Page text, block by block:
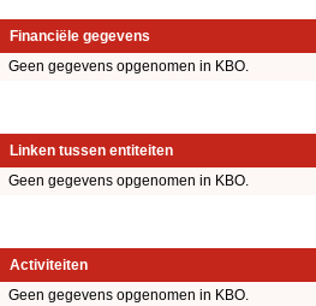
Financiële gegevens
Geen gegevens opgenomen in KBO.
Linken tussen entiteiten
Geen gegevens opgenomen in KBO.
Activiteiten
Geen gegevens opgenomen in KBO.